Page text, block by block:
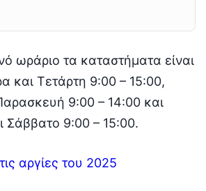
ωράριο τα καταστήματα είναι
και Τετάρτη 9:00 – 15:00,
9:00 – 14:00 και
Σάββατο 9:00 – 15:00.
αργίες του 2025